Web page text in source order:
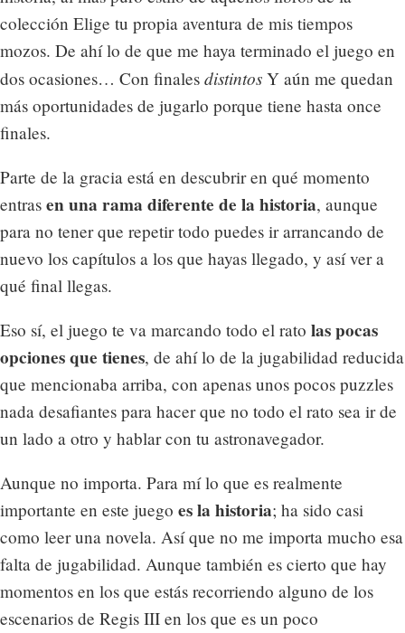
colección Elige tu propia aventura de mis tiempos
mozos. De ahí lo de que me haya terminado el juego en
dos ocasiones… Con finales distintos Y aún me quedan
más oportunidades de jugarlo porque tiene hasta once
finales.
Parte de la gracia está en descubrir en qué momento
entras en una rama diferente de la historia, aunque
para no tener que repetir todo puedes ir arrancando de
nuevo los capítulos a los que hayas llegado, y así ver a
qué final llegas.
Eso sí, el juego te va marcando todo el rato las pocas
opciones que tienes, de ahí lo de la jugabilidad reducida
que mencionaba arriba, con apenas unos pocos puzzles
nada desafiantes para hacer que no todo el rato sea ir de
un lado a otro y hablar con tu astronavegador.
Aunque no importa. Para mí lo que es realmente
importante en este juego es la historia; ha sido casi
como leer una novela. Así que no me importa mucho esa
falta de jugabilidad. Aunque también es cierto que hay
momentos en los que estás recorriendo alguno de los
escenarios de Regis III en los que es un poco